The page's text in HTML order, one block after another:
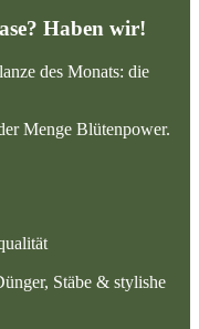
Haben wir!
des Monats: die
Menge Blütenpower.
Stäbe & stylishe